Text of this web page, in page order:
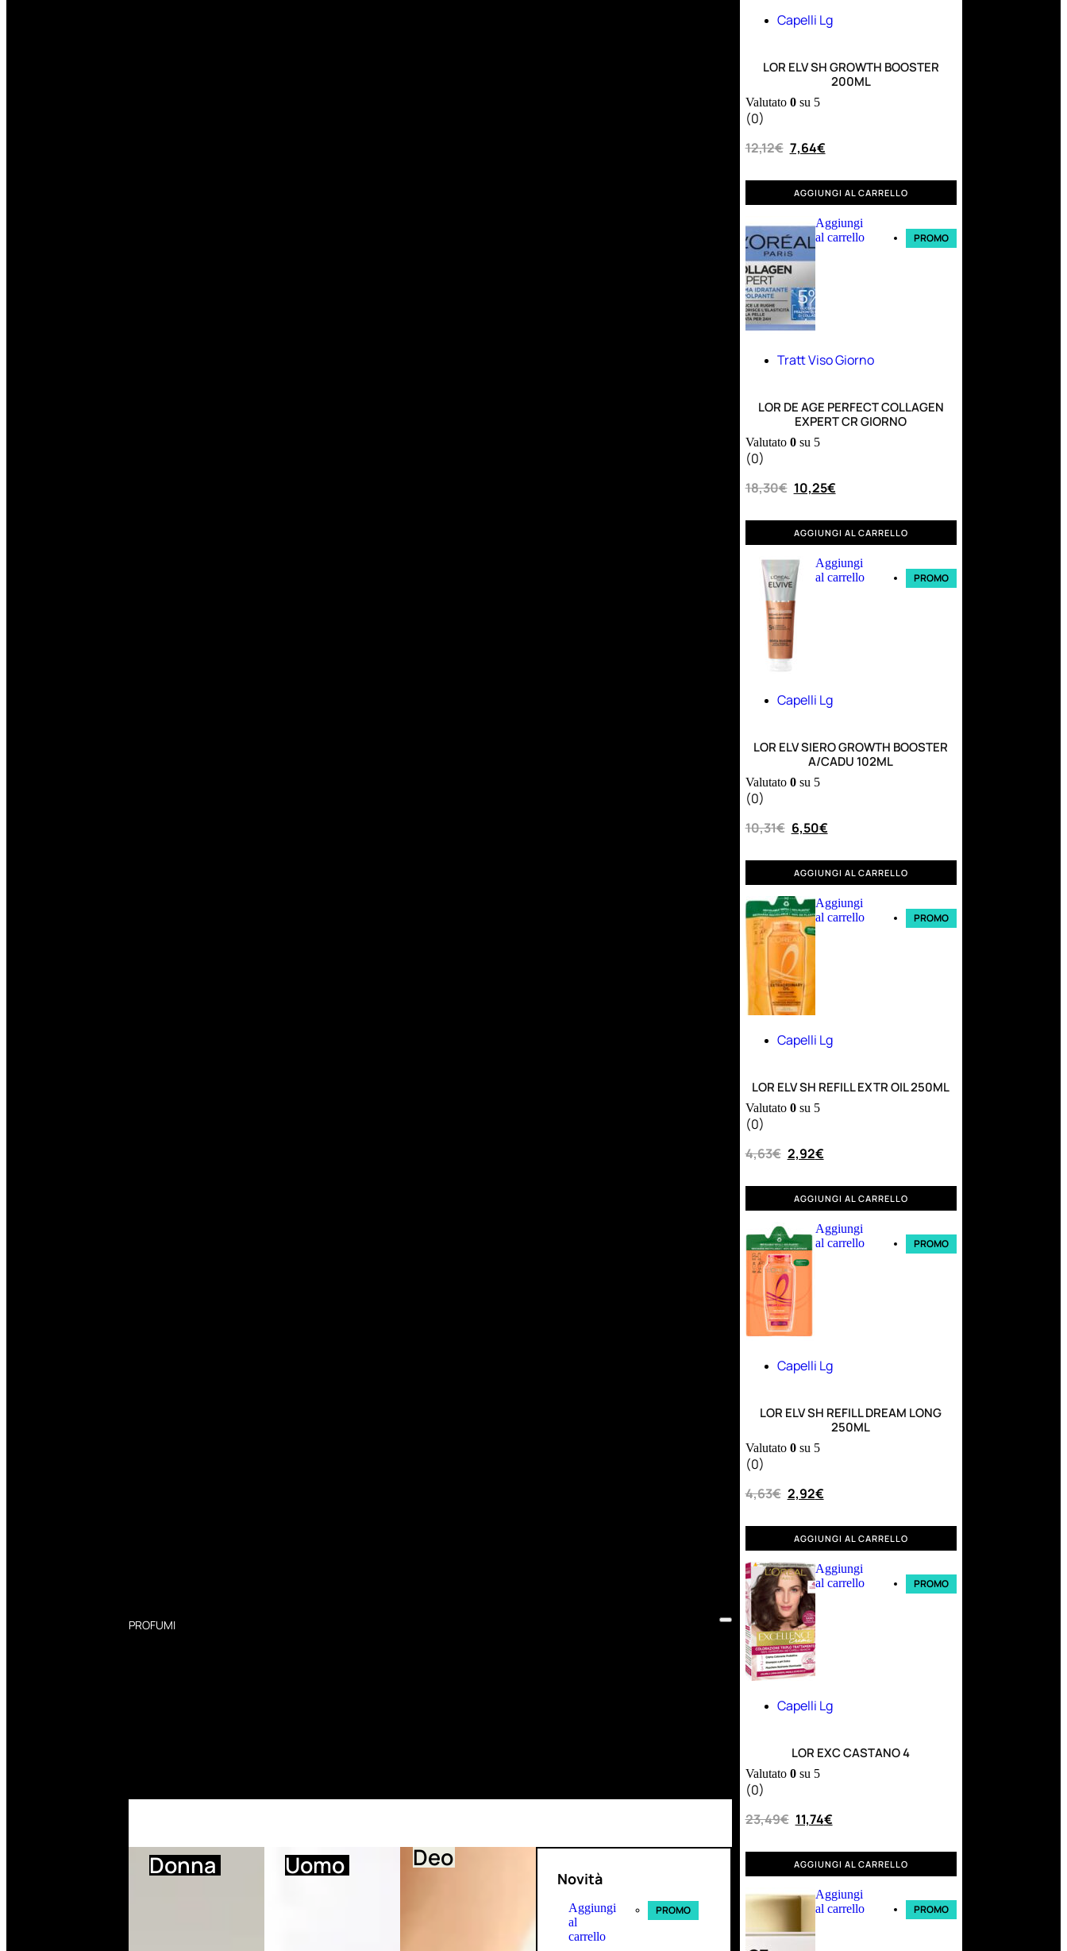
PROFUMI
Donna Uomo Deo
Novità
Aggiungi
al
carrello
PROMO
Capelli Lg
LOR ELV SH GROWTH BOOSTER
200ML
Valutato 0su 5
(0)
12,12€ 7,64€
AGGIUNGI AL CARRELLO
Aggiungi
al carrello
PROMO
Tratt Viso Giorno
LOR DE AGE PERFECT COLLAGEN
EXPERT CR GIORNO
Valutato 0su 5
(0)
18,30€ 10,25€
AGGIUNGI AL CARRELLO
Aggiungi
al carrello
PROMO
Capelli Lg
LOR ELV SIERO GROWTH BOOSTER
A/CADU 102ML
Valutato 0su 5
(0)
10,31€ 6,50€
AGGIUNGI AL CARRELLO
Aggiungi
al carrello
PROMO
Capelli Lg
LOR ELV SH REFILL EXTR OIL 250ML
Valutato 0su 5
(0)
4,63€ 2,92€
AGGIUNGI AL CARRELLO
Aggiungi
al carrello
PROMO
Capelli Lg
LOR ELV SH REFILL DREAM LONG
250ML
Valutato 0su 5
(0)
4,63€ 2,92€
AGGIUNGI AL CARRELLO
Aggiungi
al carrello
PROMO
Capelli Lg
LOR EXC CASTANO 4
Valutato 0su 5
(0)
23,49€ 11,74€
AGGIUNGI AL CARRELLO
Aggiungi
al carrello
PROMO